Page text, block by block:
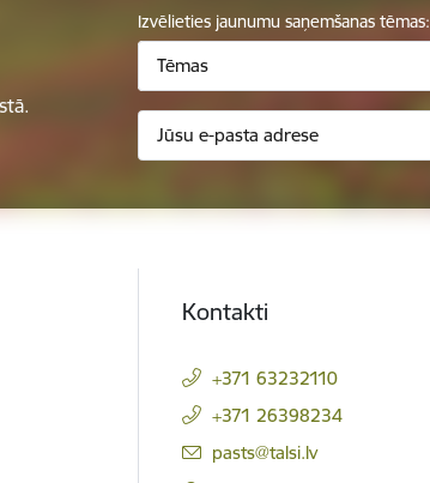
Izvēlieties jaunumu saņemšanas tēmas:
Tēmas
Kontakti
+371 63232110
+371 26398234
E-pasts:
pasts@talsi.lv